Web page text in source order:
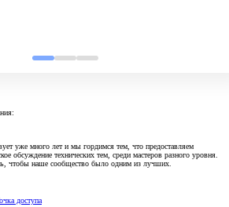
уже много лет и мы гордимся тем, что предоставляем
обсуждение технических тем, среди мастеров разного уровня.
чтобы наше сообщество было одним из лучших.
доступа